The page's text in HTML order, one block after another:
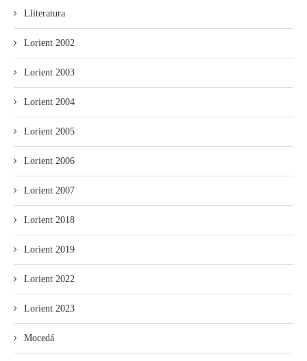
Lliteratura
Lorient 2002
Lorient 2003
Lorient 2004
Lorient 2005
Lorient 2006
Lorient 2007
Lorient 2018
Lorient 2019
Lorient 2022
Lorient 2023
Mocedá